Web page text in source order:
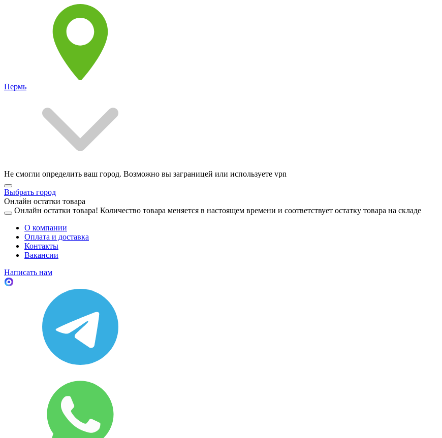
Пермь
Не смогли определить ваш город. Возможно вы заграницей или используете vpn
Выбрать город
Онлайн остатки товара
Онлайн остатки товара! Количество товара меняется в настоящем времени и соответствует остатку товара на складе
О компании
Оплата и доставка
Контакты
Вакансии
Написать нам